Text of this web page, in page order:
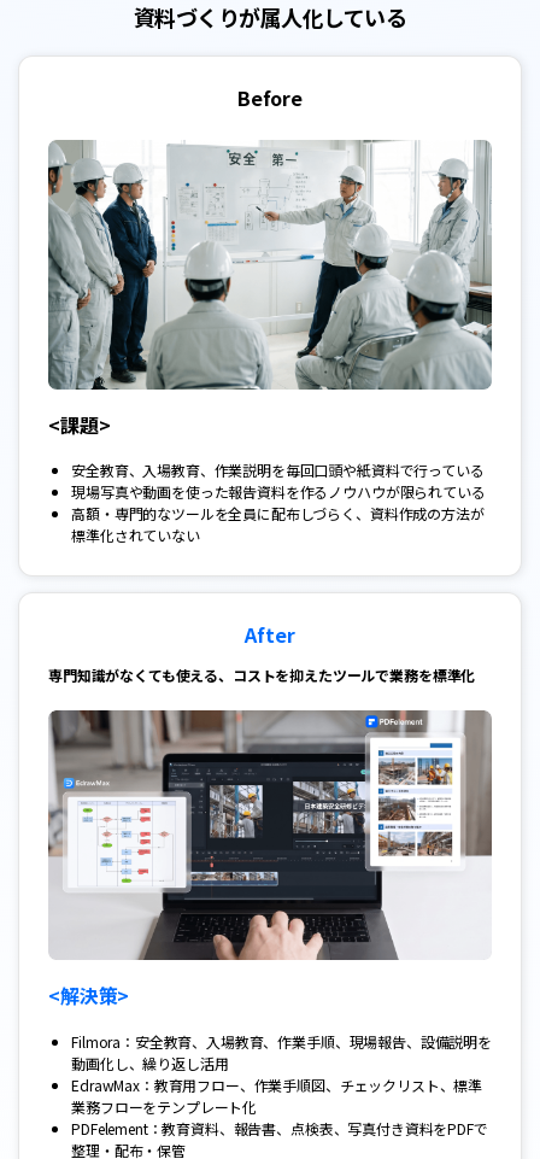
資料づくりが属人化している
Before
<課題>
安全教育、入場教育、作業説明を毎回口頭や紙資料で行っている
現場写真や動画を使った報告資料を作るノウハウが限られている
高額・専門的なツールを全員に配布しづらく、資料作成の方法が
標準化されていない
After
専門知識がなくても使える、コストを抑えたツールで業務を標準化
<解決策>
Filmora：安全教育、入場教育、作業手順、現場報告、設備説明を
動画化し、繰り返し活用
EdrawMax：教育用フロー、作業手順図、チェックリスト、標準
業務フローをテンプレート化
PDFelement：教育資料、報告書、点検表、写真付き資料をPDFで
整理・配布・保管